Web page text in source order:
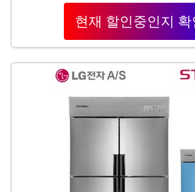
현재 할인중인지 확